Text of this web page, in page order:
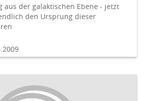
aus der galaktischen Ebene - jetzt
den Ursprung dieser